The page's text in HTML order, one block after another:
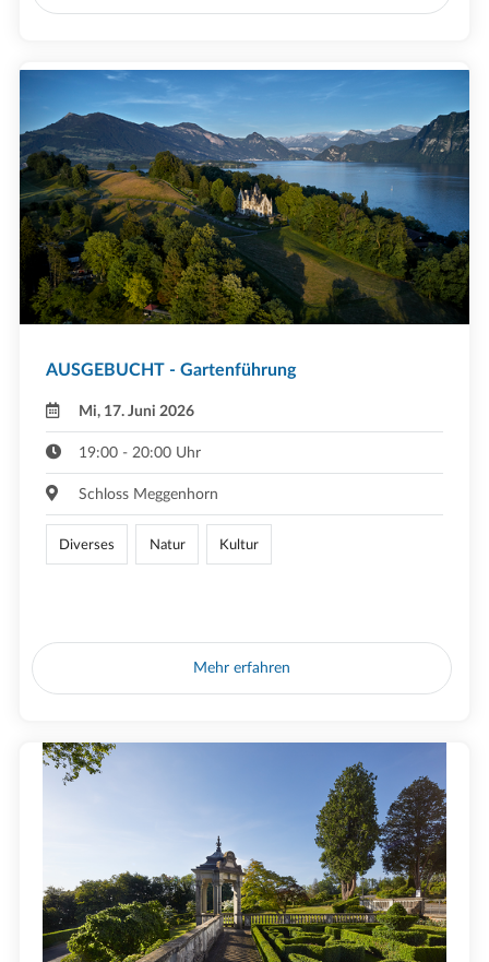
AUSGEBUCHT - Gartenführung
Mi, 17. Juni 2026
19:00 - 20:00 Uhr
Schloss Meggenhorn
Diverses Natur Kultur
Mehr erfahren